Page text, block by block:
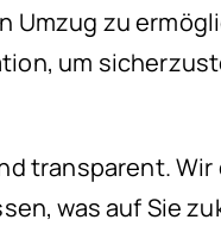
Umzug zu
um
transparent.
was auf Sie